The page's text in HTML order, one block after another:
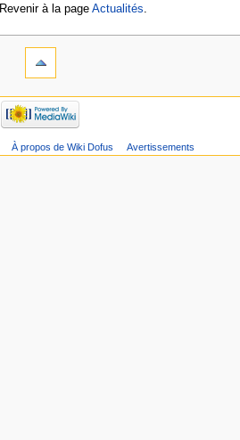
Revenir à la page Actualités.
À propos de Wiki Dofus Avertissements